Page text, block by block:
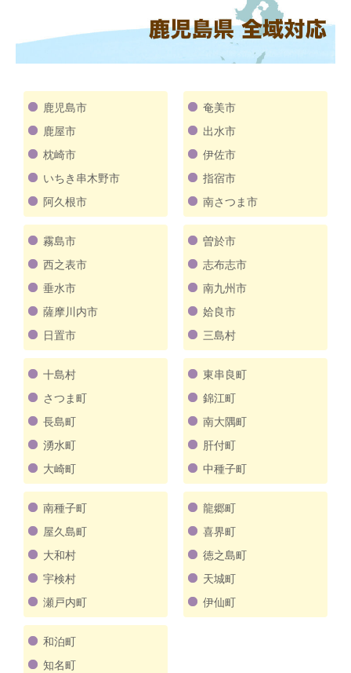
鹿児島市
鹿屋市
枕崎市
いちき串木野市
阿久根市
奄美市
出水市
伊佐市
指宿市
南さつま市
霧島市
西之表市
垂水市
薩摩川内市
日置市
曽於市
志布志市
南九州市
姶良市
三島村
十島村
さつま町
長島町
湧水町
大崎町
東串良町
錦江町
南大隅町
肝付町
中種子町
南種子町
屋久島町
大和村
宇検村
瀬戸内町
龍郷町
喜界町
徳之島町
天城町
伊仙町
和泊町
知名町